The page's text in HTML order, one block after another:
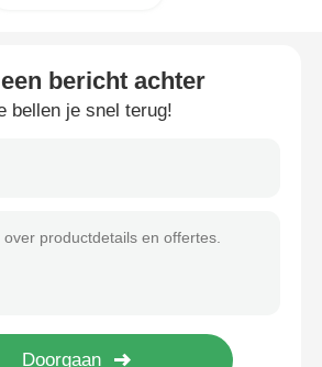
bericht achter
bellen je snel terug!